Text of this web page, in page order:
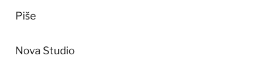
Piše
Nova Studio